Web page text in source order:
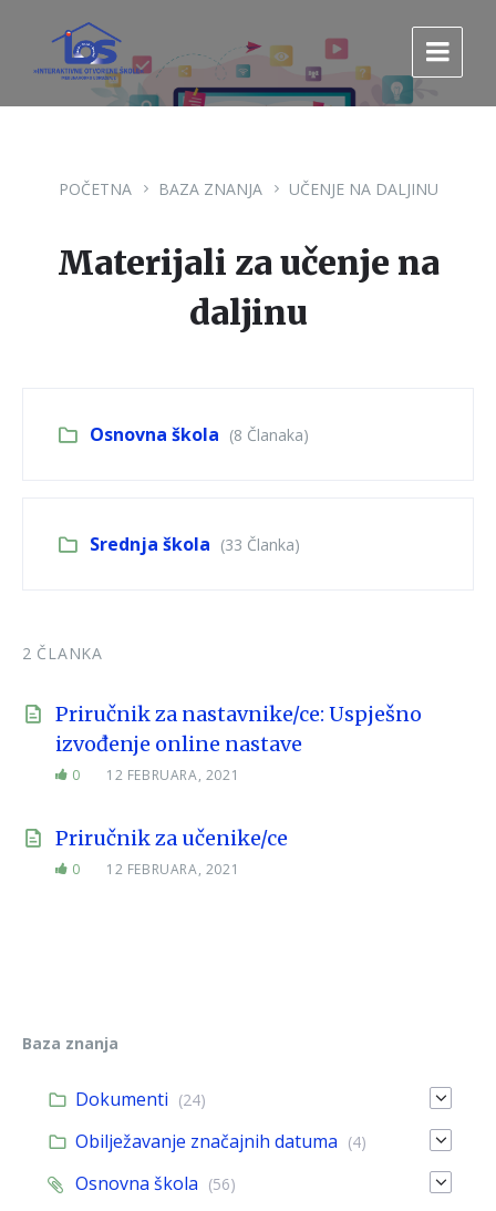
sadržaj
glavnu
navigaciju.
POČETNA BAZA ZNANJA UČENJE NA DALJINU
Materijali za učenje na
daljinu
Osnovna škola (8 Članaka)
Srednja škola (33 Članka)
2 ČLANKA
Priručnik za nastavnike/ce: Uspješno
izvođenje online nastave
0 12 FEBRUARA, 2021
Priručnik za učenike/ce
0 12 FEBRUARA, 2021
Baza znanja
Dokumenti (24)
Obilježavanje značajnih datuma (4)
Osnovna škola (56)